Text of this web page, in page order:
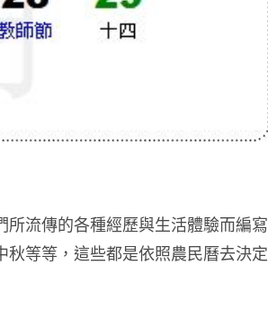
流傳的各種經歷與生活體驗而編寫
等等，這些都是依照農民曆去決定